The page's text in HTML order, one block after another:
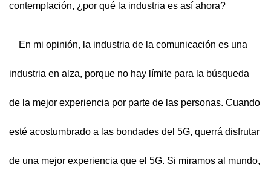
contemplación, ¿por qué la industria es así ahora?
En mi opinión, la industria de la comunicación es una
industria en alza, porque no hay límite para la búsqueda
de la mejor experiencia por parte de las personas. Cuando
esté acostumbrado a las bondades del 5G, querrá disfrutar
de una mejor experiencia que el 5G. Si miramos al mundo,